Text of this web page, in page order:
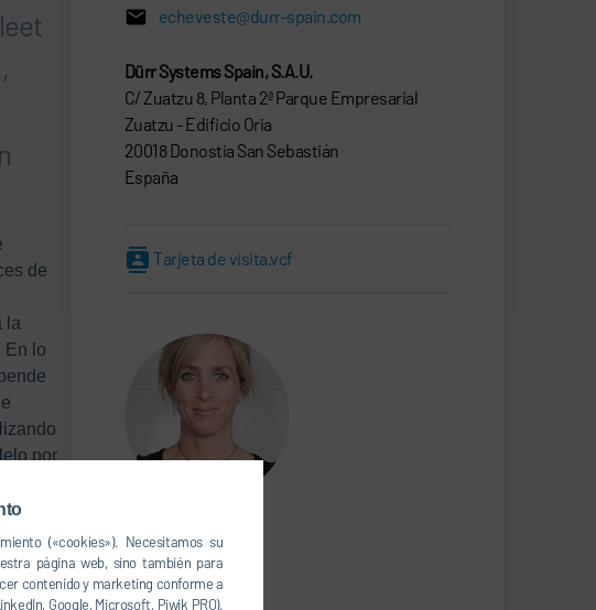
(«cookies»). Necesitamos su
página web, sino también para
contenido y marketing conforme a
Google, Microsoft, Piwik PRO).
de
la
En lo
por
echeveste@durr-spain.com
Dürr Systems Spain, S.A.U.
C/ Zuatzu 8, Planta 2ª Parque Empresarial
Zuatzu - Edificio Oria
20018 Donostia San Sebastián
España
Tarjeta de visita.vcf
MARKETING